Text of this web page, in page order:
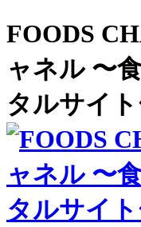
FOODS
ャネル 〜
タルサイ